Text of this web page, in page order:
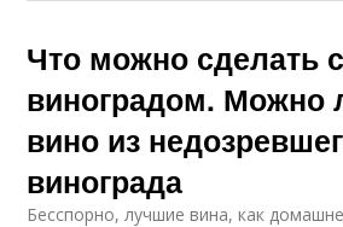
Что можно сделать
виноградом. Можно
вино из
винограда
Бесспорно, лучшие вина, как